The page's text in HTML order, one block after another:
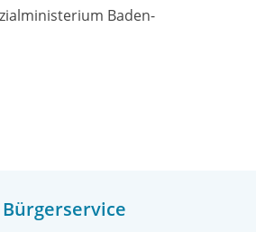
Baden-